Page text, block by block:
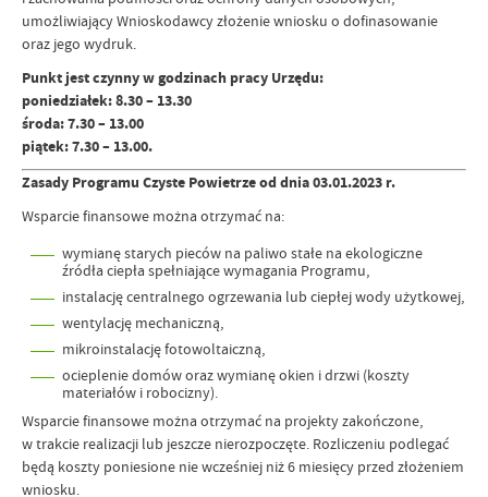
umożliwiający Wnioskodawcy złożenie wniosku o dofinasowanie
oraz jego wydruk.
Punkt jest czynny w godzinach pracy Urzędu:
poniedziałek: 8.30 – 13.30
środa: 7.30 – 13.00
piątek: 7.30 – 13.00.
Zasady Programu Czyste Powietrze od dnia 03.01.2023 r.
Wsparcie finansowe można otrzymać na:
wymianę starych pieców na paliwo stałe na ekologiczne
źródła ciepła spełniające wymagania Programu,
instalację centralnego ogrzewania lub ciepłej wody użytkowej,
wentylację mechaniczną,
mikroinstalację fotowoltaiczną,
ocieplenie domów oraz wymianę okien i drzwi (koszty
materiałów i robocizny).
Wsparcie finansowe można otrzymać na projekty zakończone,
w trakcie realizacji lub jeszcze nierozpoczęte. Rozliczeniu podlegać
będą koszty poniesione nie wcześniej niż 6 miesięcy przed złożeniem
wniosku.